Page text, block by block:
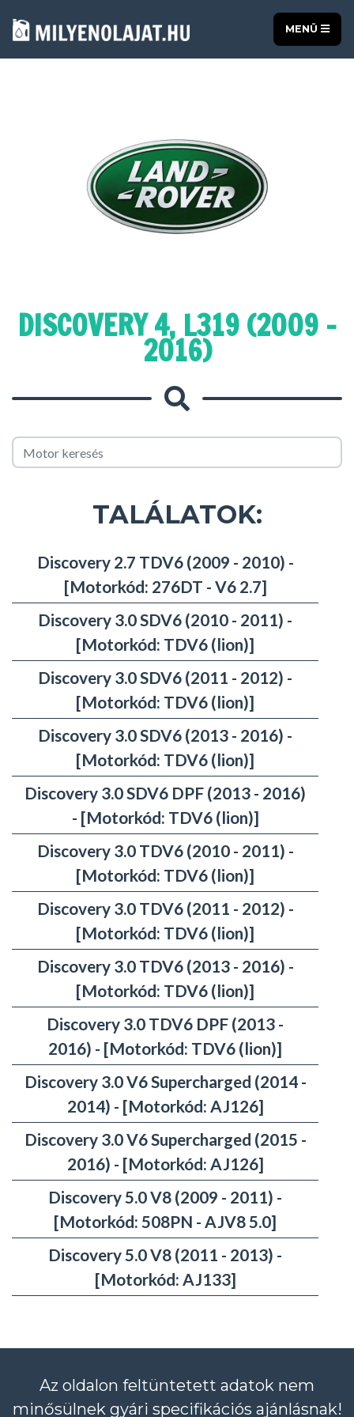
MENÜ
DISCOVERY 4, L319 (2009 -
2016)
TALÁLATOK:
Discovery 2.7 TDV6 (2009 - 2010) -
[Motorkód: 276DT - V6 2.7]
Discovery 3.0 SDV6 (2010 - 2011) -
[Motorkód: TDV6 (lion)]
Discovery 3.0 SDV6 (2011 - 2012) -
[Motorkód: TDV6 (lion)]
Discovery 3.0 SDV6 (2013 - 2016) -
[Motorkód: TDV6 (lion)]
Discovery 3.0 SDV6 DPF (2013 - 2016)
- [Motorkód: TDV6 (lion)]
Discovery 3.0 TDV6 (2010 - 2011) -
[Motorkód: TDV6 (lion)]
Discovery 3.0 TDV6 (2011 - 2012) -
[Motorkód: TDV6 (lion)]
Discovery 3.0 TDV6 (2013 - 2016) -
[Motorkód: TDV6 (lion)]
Discovery 3.0 TDV6 DPF (2013 -
2016) - [Motorkód: TDV6 (lion)]
Discovery 3.0 V6 Supercharged (2014 -
2014) - [Motorkód: AJ126]
Discovery 3.0 V6 Supercharged (2015 -
2016) - [Motorkód: AJ126]
Discovery 5.0 V8 (2009 - 2011) -
[Motorkód: 508PN - AJV8 5.0]
Discovery 5.0 V8 (2011 - 2013) -
[Motorkód: AJ133]
Az oldalon feltüntetett adatok nem
minősülnek gyári specifikációs ajánlásnak!